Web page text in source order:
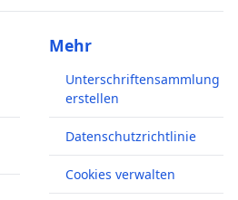
Mehr
Unterschriftensammlung
erstellen
Datenschutzrichtlinie
Cookies verwalten